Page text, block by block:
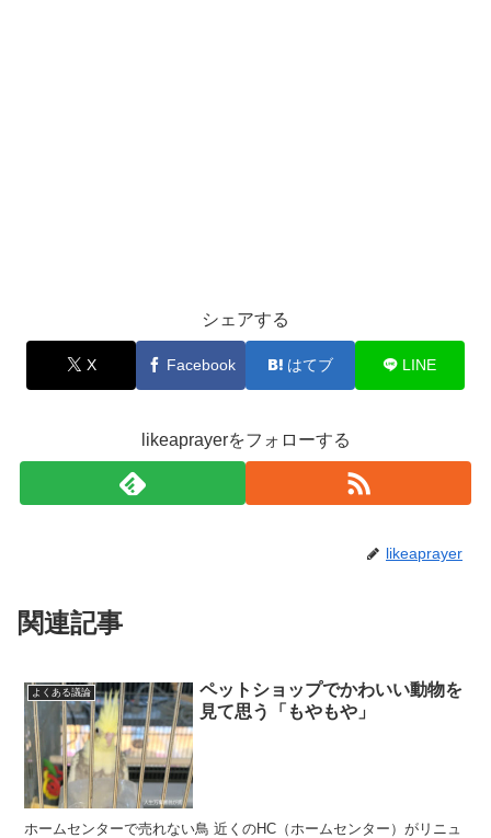
シェアする
X Facebook はてブ LINE
likeaprayerをフォローする
likeaprayer
関連記事
よくある議論
ペットショップでかわいい動物を
見て思う「もやもや」
ホームセンターで売れない鳥 近くのHC（ホームセンター）がリニュ